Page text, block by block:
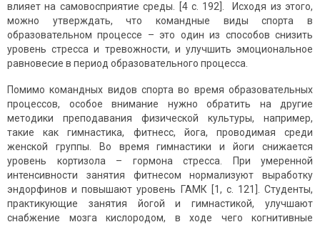
влияет на самовосприятие среды. [4 с. 192]. Исходя из этого,
можно утверждать, что командные виды спорта в
образовательном процессе – это один из способов снизить
уровень стресса и тревожности, и улучшить эмоциональное
равновесие в период образовательного процесса.
Помимо командных видов спорта во время образовательных
процессов, особое внимание нужно обратить на другие
методики преподавания физической культуры, например,
такие как гимнастика, фитнесс, йога, проводимая среди
женской группы. Во время гимнастики и йоги снижается
уровень кортизола – гормона стресса. При умеренной
интенсивности занятия фитнесом нормализуют выработку
эндорфинов и повышают уровень ГАМК [1, с. 121]. Студенты,
практикующие занятия йогой и гимнастикой, улучшают
снабжение мозга кислородом, в ходе чего когнитивные